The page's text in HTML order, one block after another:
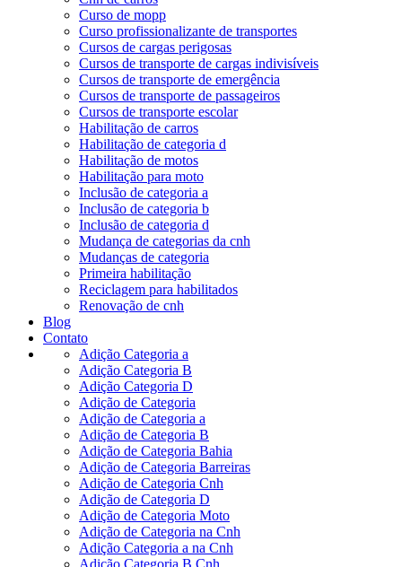
Curso de mopp
Curso profissionalizante de transportes
Cursos de cargas perigosas
Cursos de transporte de cargas indivisíveis
Cursos de transporte de emergência
Cursos de transporte de passageiros
Cursos de transporte escolar
Habilitação de carros
Habilitação de categoria d
Habilitação de motos
Habilitação para moto
Inclusão de categoria a
Inclusão de categoria b
Inclusão de categoria d
Mudança de categorias da cnh
Mudanças de categoria
Primeira habilitação
Reciclagem para habilitados
Renovação de cnh
Blog
Contato
Adição Categoria a
Adição Categoria B
Adição Categoria D
Adição de Categoria
Adição de Categoria a
Adição de Categoria B
Adição de Categoria Bahia
Adição de Categoria Barreiras
Adição de Categoria Cnh
Adição de Categoria D
Adição de Categoria Moto
Adição de Categoria na Cnh
Adição Categoria a na Cnh